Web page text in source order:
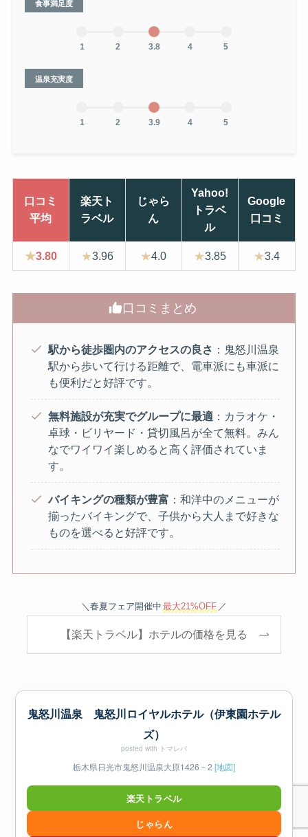
食事満足度
1 2 3.8 4 5
温泉充実度
1 2 3.9 4 5
口コミ
平均
楽天ト
ラベル
じゃら
ん
Yahoo!
トラベ
ル
Google
口コミ
★3.80 ★3.96 ★4.0 ★3.85 ★3.4
口コミまとめ
駅から徒歩圏内のアクセスの良さ ：鬼怒川温泉
駅から歩いて行ける距離で、電車派にも車派に
も便利だと好評です。
無料施設が充実でグループに最適 ：カラオケ・
卓球・ビリヤード・貸切風呂が全て無料。みん
なでワイワイ楽しめると高く評価されていま
す。
バイキングの種類が豊富 ：和洋中のメニューが
揃ったバイキングで、子供から大人まで好きな
ものを選べると好評です。
＼春夏フェア開催中 最大21%OFF ／
【楽天トラベル】ホテルの価格を見る
鬼怒川温泉 鬼怒川ロイヤルホテル（伊東園ホテル
ズ）
posted with トマレバ
栃木県日光市鬼怒川温泉大原1426－2 [地図]
楽天トラベル
じゃらん